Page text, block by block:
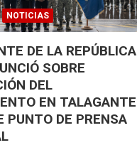
NOTICIAS
DE LA REPÚBLICA
SOBRE
DEL
EN TALAGANTE
PUNTO DE PRENSA